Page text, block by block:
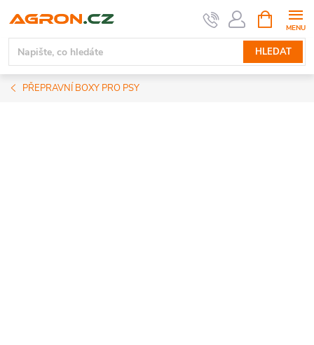
na
obsah
HLEDAT
NÁKUPNÍ
KOŠÍK
PŘEPRAVNÍ BOXY PRO PSY